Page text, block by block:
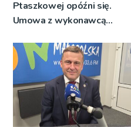
Ptaszkowej opóźni się.
Umowa z wykonawcą
nie zostanie podpisana